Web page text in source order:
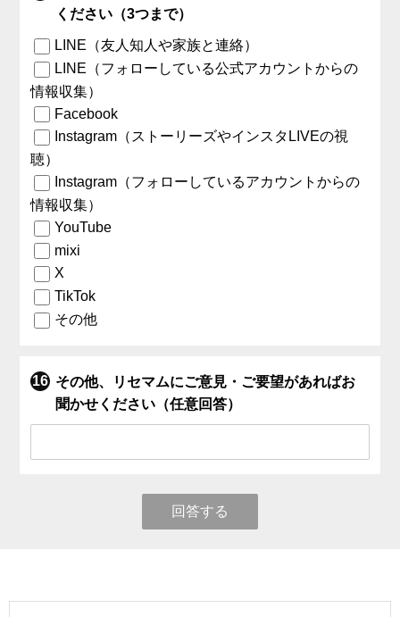
ください（3つまで）
LINE（友人知人や家族と連絡）
LINE（フォローしている公式アカウントからの
情報収集）
Facebook
Instagram（ストーリーズやインスタLIVEの視
聴）
Instagram（フォローしているアカウントからの
情報収集）
YouTube
mixi
X
TikTok
その他
その他、リセマムにご意見・ご要望があればお
聞かせください（任意回答）
回答する